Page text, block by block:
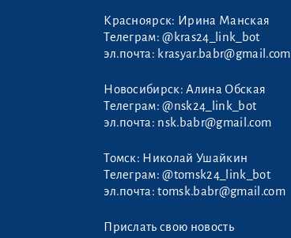
Красноярск: Ирина Манская
Телеграм:@kras24_link_bot
эл.почта: krasyar.babr@gmail.com
Новосибирск: Алина Обская
Телеграм:@nsk24_link_bot
эл.почта: nsk.babr@gmail.com
Томск: Николай Ушайкин
Телеграм:@tomsk24_link_bot
эл.почта:tomsk.babr@gmail.com
Прислать свою новость